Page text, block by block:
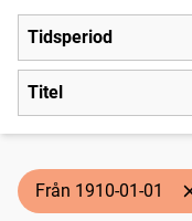
Tidsperiod
Titel
Från 1910-01-01